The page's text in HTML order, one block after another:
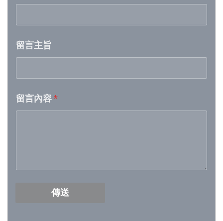
Week 19│2026-5-9
Week 17│2026-4-24
留言主旨
留言內容*
傳送